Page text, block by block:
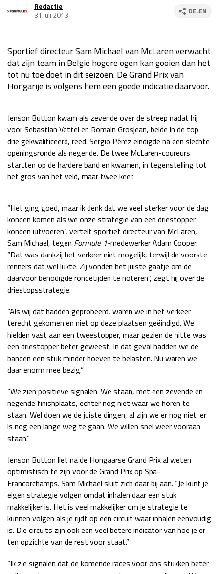
Kwalificatie
za 23:00 - 00:00
GP MEXICO 2026 30 okt - 01 nov
Kwalificatie
za 22:00 - 23:00
Race
zo 21:00 - 23:00
Kwalificatie
za 19:00 - 20:00
Race
zo 18:00 - 20:00
LAS VEGAS GRAND PRIX 2026 20 - 22 nov
Kwalificatie
za 05:00 - 06:00
Race
GP QATAR 2026 27 - 29 nov
Kwalificatie
GP ABU DHABI 2026 04 - 06 dec
Kwalificatie
za 15:00 - 16:00
Race
zo 14:00 - 16:00
Redactie
31 juli 2013
DELEN
Sportief directeur Sam Michael van McLaren verwacht
dat zijn team in België hogere ogen kan gooien dan het
tot nu toe doet in dit seizoen. De Grand Prix van
Hongarije is volgens hem een goede indicatie daarvoor.
Jenson Button kwam als zevende over de streep nadat hij
voor Sebastian Vettel en Romain Grosjean, beide in de top
drie gekwalificeerd, reed. Sergio Pérez eindigde na een slechte
openingsronde als negende. De twee McLaren-coureurs
startten op de hardere band en kwamen, in tegenstelling tot
het gros van het veld, maar twee keer.
“Het ging goed, maar ik denk dat we veel sterker voor de dag
konden komen als we onze strategie van een driestopper
konden uitvoeren”, vertelt sportief directeur van McLaren,
Sam Michael, tegen Formule 1-medewerker Adam Cooper.
“Dat was dankzij het verkeer niet mogelijk, terwijl de voorste
renners dat wel lukte. Zij vonden het juiste gaatje om de
daarvoor benodigde rondetijden te noteren”, zegt hij over de
driestopsstrategie.
“Als wij dat hadden geprobeerd, waren we in het verkeer
terecht gekomen en niet op deze plaatsen geëindigd. We
hielden vast aan een tweestopper, maar gezien de hitte was
een driestopper beter geweest. In dat geval hadden we de
banden een stuk minder hoeven te belasten. Nu waren we
daar enorm mee bezig.”
“We zien positieve signalen. We staan, met een zevende en
negende finishplaats, echter nog niet waar we horen te
staan. Wel doen we de juiste dingen, al zijn we er nog niet: er
is nog een lange weg te gaan. We willen snel weer vooraan
staan.”
Jenson Button liet na de Hongaarse Grand Prix al weten
optimistisch te zijn voor de Grand Prix op Spa-
Francorchamps. Sam Michael sluit zich daar bij aan. “Je kunt je
eigen strategie volgen omdat inhalen daar een stuk
makkelijker is. Het is veel makkelijker om je strategie te
kunnen volgen als je rijdt op een circuit waar inhalen eenvoudig
is. Die circuits zijn ook een veel betere indicator van hoe je er
ten opzichte van de rest voor staat.”
“Ik zie signalen dat de komende races voor ons stukken beter